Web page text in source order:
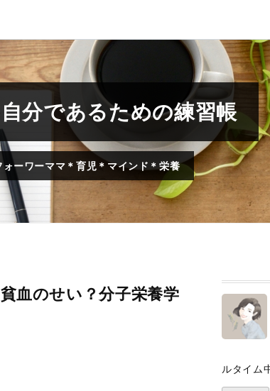
分であるための練習帳
ォーワーママ＊育児＊マインド＊栄養
血のせい？分子栄養学
ルタイム